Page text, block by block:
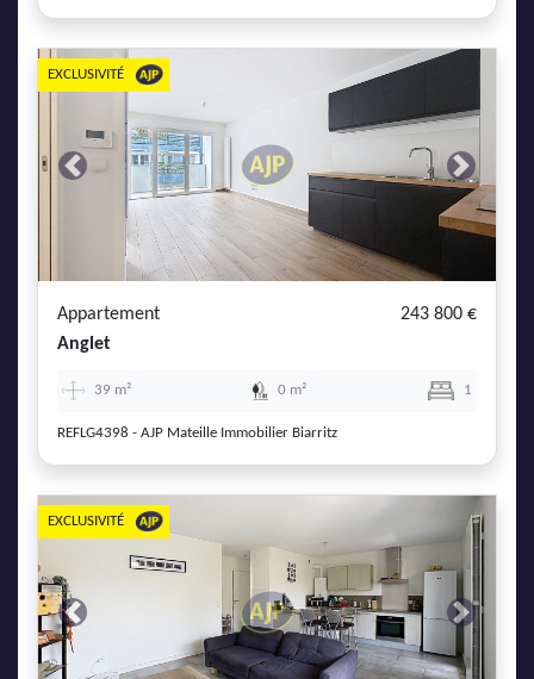
Previous Next
EXCLUSIVITÉ
Appartement
243 800 €
Anglet
39 m² 0 m² 1
REFLG4398 - AJP Mateille Immobilier Biarritz
Previous Next
EXCLUSIVITÉ